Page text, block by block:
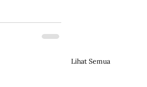
Lihat Semua